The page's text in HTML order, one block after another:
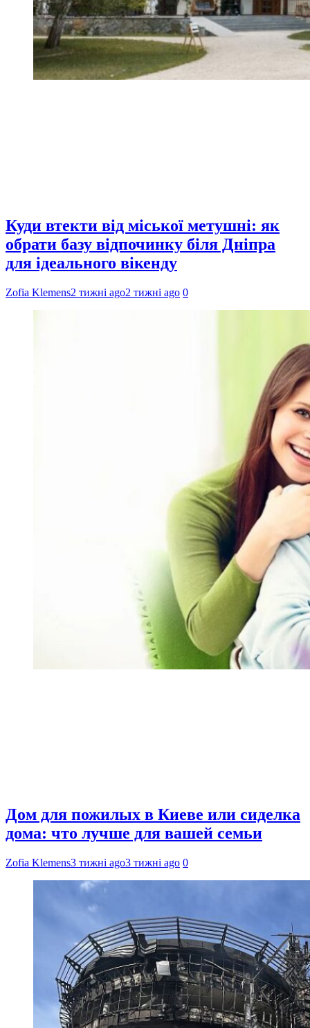
Куди втекти від міської метушні: як
обрати базу відпочинку біля Дніпра
для ідеального вікенду
Zofia Klemens2 тижні ago2 тижні ago 0
Дом для пожилых в Киеве или сиделка
дома: что лучше для вашей семьи
Zofia Klemens3 тижні ago3 тижні ago 0